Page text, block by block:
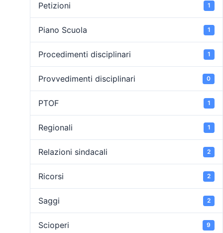
Petizioni 1
Piano Scuola 1
Procedimenti disciplinari 1
Provvedimenti disciplinari 0
PTOF 1
Regionali 1
Relazioni sindacali 2
Ricorsi 2
Saggi 2
Scioperi 9